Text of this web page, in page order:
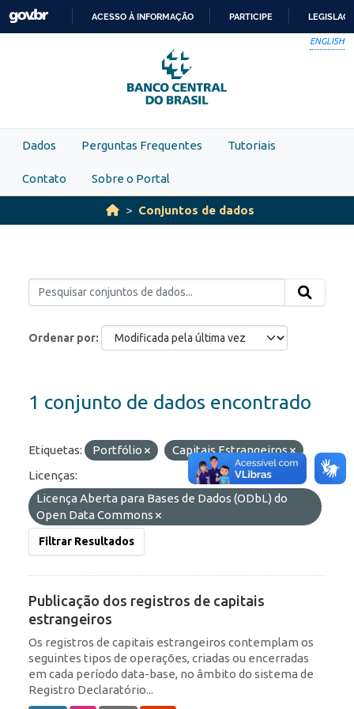
Skip to main content
PARA
O
CONTEÚDO
ACESSO À INFORMAÇÃO PARTICIPE
ENGLISH
Dados Perguntas Frequentes Tutoriais
Contato Sobre o Portal
Conjuntos de dados
Ordenar por
1 conjunto de dados encontrado
Etiquetas: Portfólio
Capitais Estrangeiros
Licenças:
Licença Aberta para Bases de Dados (ODbL) do
Open Data Commons
Filtrar Resultados
Publicação dos registros de capitais
estrangeiros
Os registros de capitais estrangeiros contemplam os
seguintes tipos de operações, criadas ou encerradas
em cada período data-base, no âmbito do sistema de
Registro Declaratório...